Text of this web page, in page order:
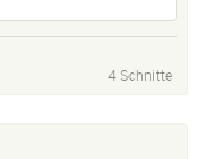
4 Schnitte